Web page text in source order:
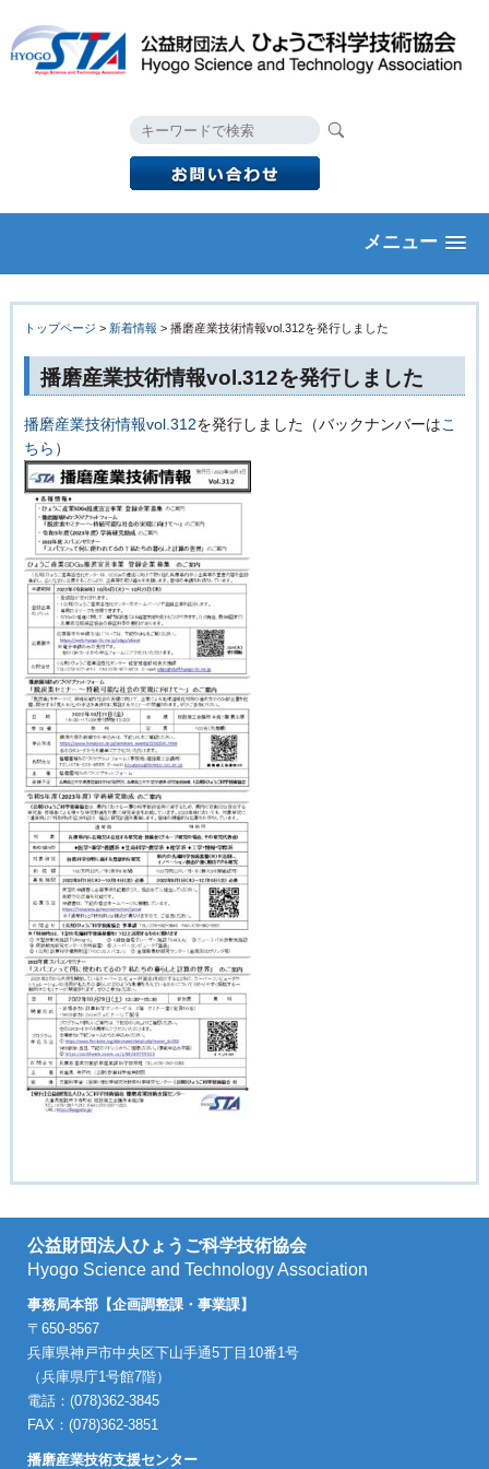
メニュー
トップページ > 新着情報 > 播磨産業技術情報vol.312を発行しました
播磨産業技術情報vol.312を発行しました
播磨産業技術情報vol.312を発行しました（バックナンバーはこ
ちら ）
公益財団法人ひょうご科学技術協会
Hyogo Science and Technology Association
事務局本部【企画調整課・事業課】
〒650-8567
兵庫県神戸市中央区下山手通5丁目10番1号
（兵庫県庁1号館7階）
電話：(078)362-3845
FAX：(078)362-3851
播磨産業技術支援センター